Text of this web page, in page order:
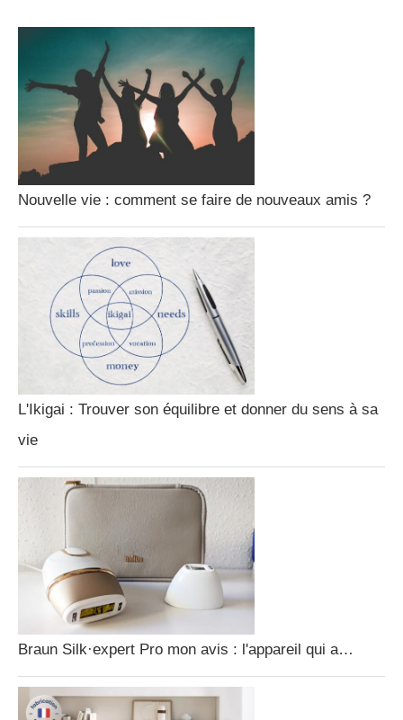
Nouvelle vie : comment se faire de nouveaux amis ?
L'Ikigai : Trouver son équilibre et donner du sens à sa
vie
Braun Silk·expert Pro mon avis : l'appareil qui a…